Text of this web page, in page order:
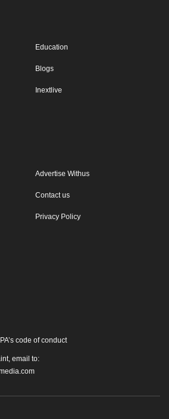
Education
Blogs
Inextlive
Advertise Withus
Contact us
Privacy Policy
code of conduct
email to: